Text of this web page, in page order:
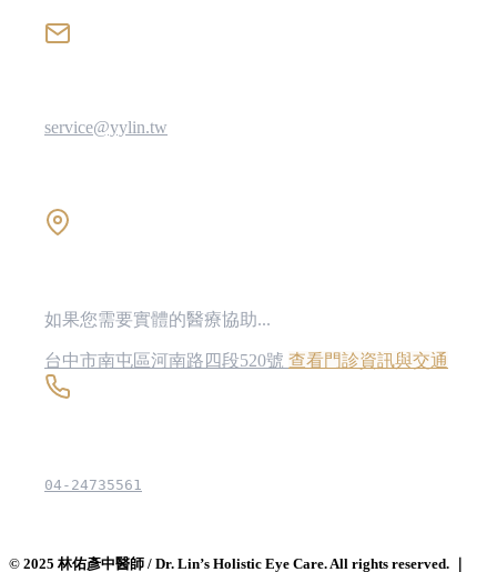
service@yylin.tw
如果您需要實體的醫療協助...
台中市南屯區河南路四段520號 查看門診資訊與交通
04-24735561
© 2025 林佑彥中醫師 / Dr. Lin’s Holistic Eye Care. All rights reserved. ｜